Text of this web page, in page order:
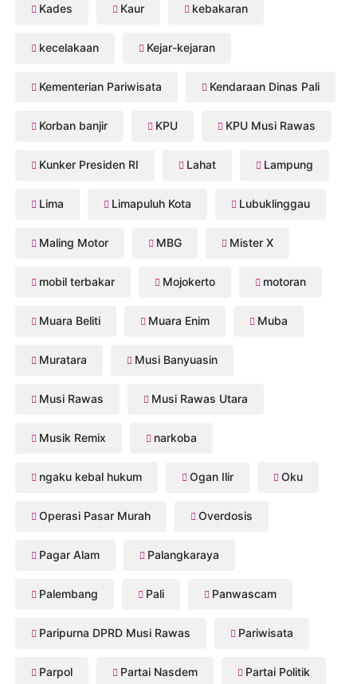
Kades Kaur kebakaran
kecelakaan Kejar-kejaran
Kementerian Pariwisata Kendaraan Dinas Pali
Korban banjir KPU KPU Musi Rawas
Kunker Presiden RI Lahat Lampung
Lima Limapuluh Kota Lubuklinggau
Maling Motor MBG Mister X
mobil terbakar Mojokerto motoran
Muara Beliti Muara Enim Muba
Muratara Musi Banyuasin
Musi Rawas Musi Rawas Utara
Musik Remix narkoba
ngaku kebal hukum Ogan Ilir Oku
Operasi Pasar Murah Overdosis
Pagar Alam Palangkaraya
Palembang Pali Panwascam
Paripurna DPRD Musi Rawas Pariwisata
Parpol Partai Nasdem Partai Politik